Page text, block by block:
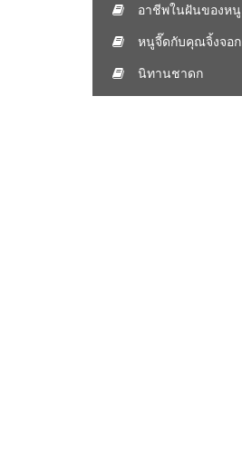
อาชีพในฝันของหนู
หนูจี๊ดกับคุณจิ้งจอก
นิทานชาดก